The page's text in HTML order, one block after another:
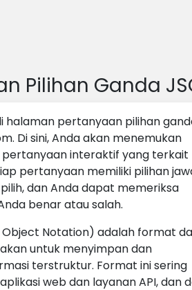
Pilihan Ganda
halaman pertanyaan pilihan
Di sini, Anda akan menemukan
interaktif yang terkait
pertanyaan memiliki pilihan
dan Anda dapat memeriksa
benar atau salah.
Object Notation) adalah format
untuk menyimpan dan
terstruktur. Format ini sering
web dan layanan API, dan